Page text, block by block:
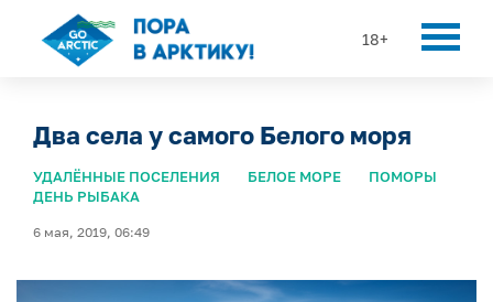
18+
Два села у самого Белого моря
УДАЛЁННЫЕ ПОСЕЛЕНИЯ БЕЛОЕ МОРЕ
ПОМОРЫ
ДЕНЬ РЫБАКА
6 мая, 2019, 06:49